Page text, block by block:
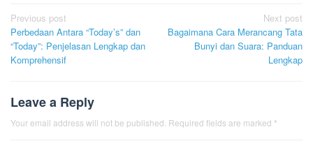
Post
navigation
Previous post
Perbedaan Antara “Today’s” dan
“Today”: Penjelasan Lengkap dan
Komprehensif
Next post
Bagaimana Cara Merancang Tata
Bunyi dan Suara: Panduan
Lengkap
Leave a Reply
Your email address will not be published. Required fields are marked *